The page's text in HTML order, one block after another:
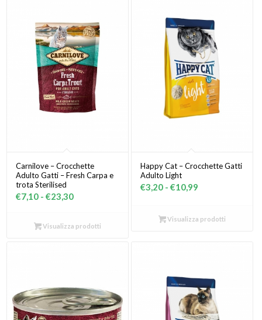
Carnilove – Crocchette
Adulto Gatti – Fresh Carpa e
trota Sterilised
€7,10 - €23,30Fascia
prezzo:
Visualizza prodotti
Happy Cat – Crocchette Gatti
Adulto Light
€3,20 - €10,99Fascia
prezzo:
Visualizza prodotti